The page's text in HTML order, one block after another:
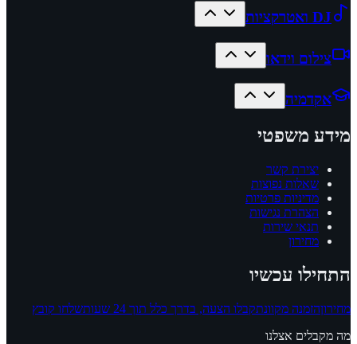
DJ ואטרקציות
צילום וידאו
אקדמיה
מידע משפטי
יצירת קשר
שאלות נפוצות
מדיניות פרטיות
הצהרת נגישות
תנאי שירות
מחירון
התחילו עכשיו
מחירוןהזמנה מקוונתקבלו הצעה, בדרך כלל תוך 24 שעות
שלחו קובץ
מה מקבלים אצלנו